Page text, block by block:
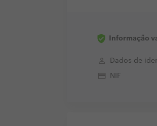
Informação
perm_identity Dados de
credit_card NIF